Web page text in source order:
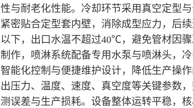
性与耐老化性能。冷却环节采用真空定型
紧密贴合定型套内壁，消除成型应力，后
以下，出口水温不超过40℃，避免管材因
制作，喷淋系统配备专用水泵与喷淋头，
智能化控制与便捷维护设计，降低生产操
出压力、温度、速度、真空度等关键参数
测误差与生产损耗。设备整体运转平稳，